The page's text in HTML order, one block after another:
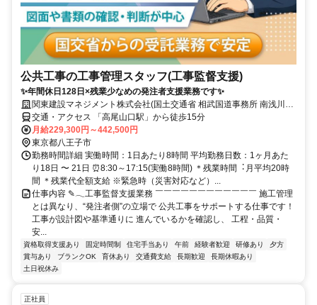
公共工事の工事管理スタッフ(工事監督支援)
✨年間休日128日×残業少なめの発注者支援業務です✨
関東建設マネジメント株式会社(国⼟交通省 相武国道事務所 南浅川監
督官詰所)
交通・アクセス 「高尾山口駅」から徒歩15分
月給229,300円～442,500円
東京都八王子市
勤務時間詳細 実働時間：1日あたり8時間 平均勤務日数：1ヶ月あた
り18日 〜 21日 ⏰8:30～17:15(実働8時間) ＊残業時間︓⽉平均20時
間 ＊残業代全額支給 ※緊急時（災害対応など）...
仕事内容 ✎𓂃工事監督支援業務 ￣￣￣￣￣￣￣￣￣￣￣￣ 施工管理
とは異なり、“発注者側”の立場で 公共工事をサポートする仕事です！
工事が設計図や基準通りに 進んでいるかを確認し、 工程・品質・
安...
資格取得支援あり 固定時間制 住宅手当あり 午前 経験者歓迎 研修あり
夕方
賞与あり
ブランクOK 育休あり 交通費支給 長期歓迎
長期休暇あり
土日祝休み
正社員